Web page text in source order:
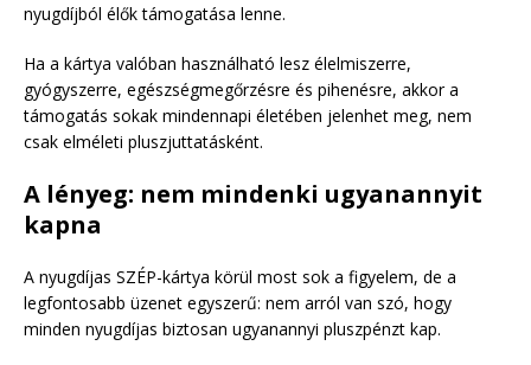
nyugdíjból élők támogatása lenne.
Ha a kártya valóban használható lesz élelmiszerre,
gyógyszerre, egészségmegőrzésre és pihenésre, akkor a
támogatás sokak mindennapi életében jelenhet meg, nem
csak elméleti pluszjuttatásként.
A lényeg: nem mindenki ugyanannyit
kapna
A nyugdíjas SZÉP-kártya körül most sok a figyelem, de a
legfontosabb üzenet egyszerű: nem arról van szó, hogy
minden nyugdíjas biztosan ugyanannyi pluszpénzt kap.